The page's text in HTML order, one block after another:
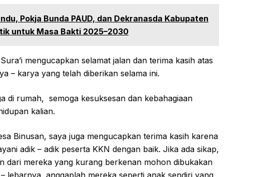
Pokja Bunda PAUD, dan Dekranasda Kabupaten
untuk Masa Bakti 2025–2030
mengucapkan selamat jalan dan terima kasih atas
– karya yang telah diberikan selama ini.
di rumah, semoga kesuksesan dan kebahagiaan
kalian.
Binusan, saya juga mengucapkan terima kasih karena
adik – adik peserta KKN dengan baik. Jika ada sikap,
dari mereka yang kurang berkenan mohon dibukakan